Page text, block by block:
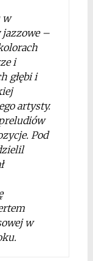
w
jazzowe –
i
głębi i
artysty.
Pod
w